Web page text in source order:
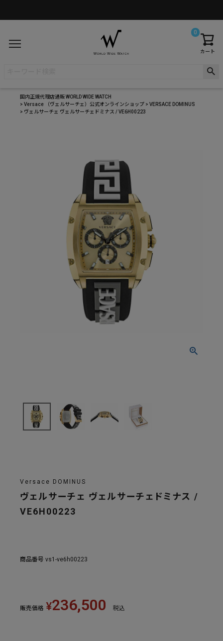
カート
0
国内正規代理店通販 WORLD WIDE WATCH
Versace （ヴェルサーチェ）公式オンラインショップ
VERSACE DOMINUS
ヴェルサーチェ ヴェルサーチェドミナス / VE6H00223
Versace DOMINUS
ヴェルサーチェ ヴェルサーチェドミナス /
VE6H00223
商品番号 vs1-ve6h00223
販売価格 ¥236,500 税込